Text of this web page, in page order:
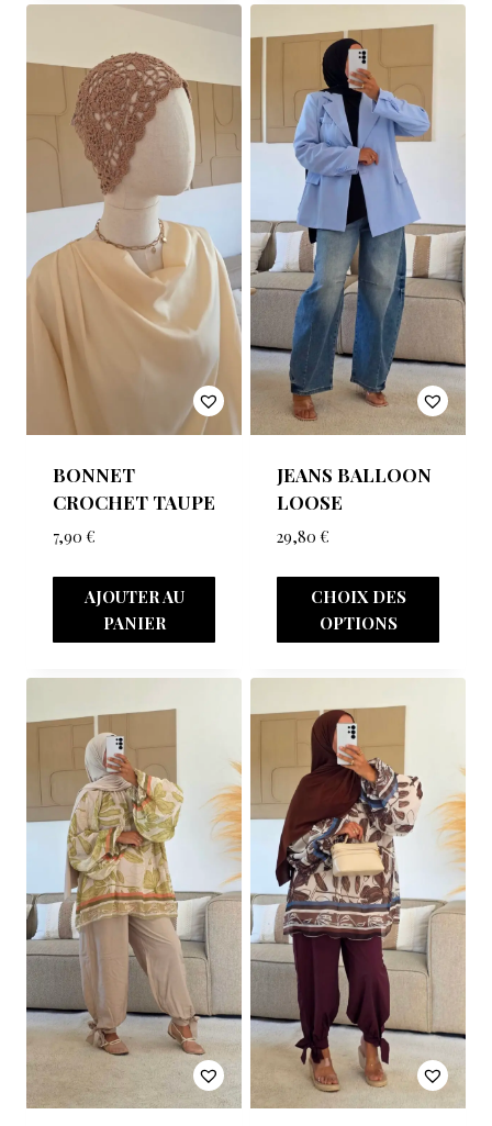
BONNET
CROCHET TAUPE
7,90 €
AJOUTER AU
PANIER
JEANS BALLOON
LOOSE
29,80 €
CHOIX DES
OPTIONS